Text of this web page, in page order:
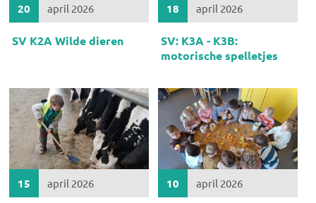
20 april 2026
SV K2A Wilde dieren
18 april 2026
SV: K3A - K3B:
motorische spelletjes
15 april 2026 10 april 2026